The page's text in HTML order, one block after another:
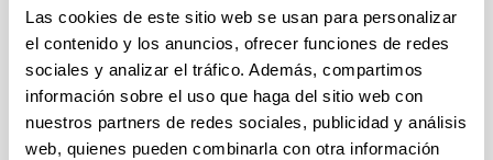
Las cookies de este sitio web se usan para personalizar
el contenido y los anuncios, ofrecer funciones de redes
sociales y analizar el tráfico. Además, compartimos
información sobre el uso que haga del sitio web con
nuestros partners de redes sociales, publicidad y análisis
web, quienes pueden combinarla con otra información
Departamento de
Didáctica de la
Expresión Musical,
Plástica y Corporal
Menú Abrir/cerrar